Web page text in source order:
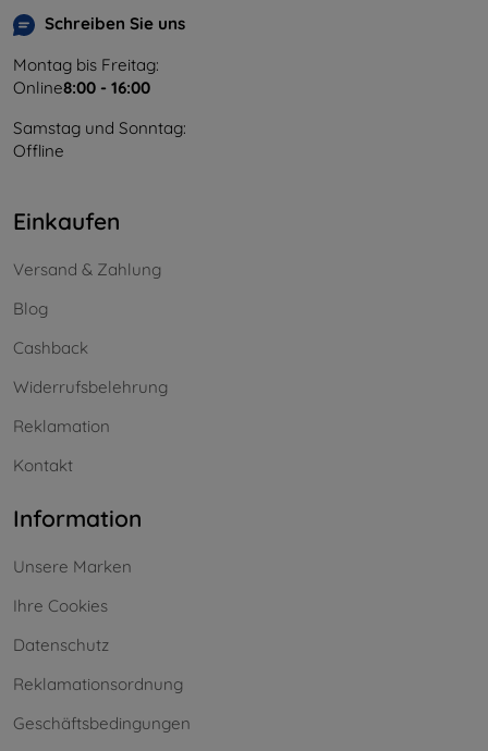
Schreiben Sie uns
Montag bis Freitag:
Online8:00 - 16:00
Samstag und Sonntag:
Offline
Einkaufen
Versand & Zahlung
Blog
Cashback
Widerrufsbelehrung
Reklamation
Kontakt
Information
Unsere Marken
Ihre Cookies
Datenschutz
Reklamationsordnung
Geschäftsbedingungen